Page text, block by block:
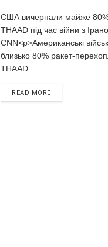
США вичерпали майже
THAAD під час війни з
CNN<p>Американські
близько 80% ракет-
THAAD...
READ MORE